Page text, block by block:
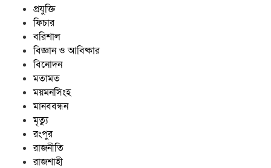
প্রযুক্তি
ফিচার
বরিশাল
বিজ্ঞান ও আবিষ্কার
বিনোদন
মতামত
ময়মনসিংহ
মানববন্ধন
মৃত্যু
রংপুর
রাজনীতি
রাজশাহী